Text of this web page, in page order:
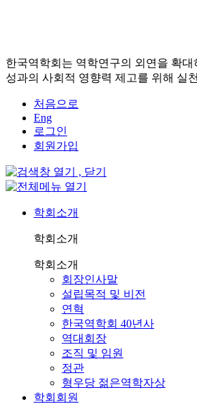
한국역학회는 역학연구의 외연을 확대
성과의 사회적 영향력 제고를 위해 실
처음으로
Eng
로그인
회원가입
학회소개
학회소개
학회소개
회장인사말
설립목적 및 비전
연혁
한국역학회 40년사
역대회장
조직 및 임원
정관
형우당 젊은역학자상
학회회원